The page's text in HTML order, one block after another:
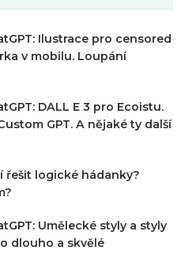
Ilustrace pro censored
v mobilu. Loupání
DALL E 3 pro Ecoistu.
GPT. A nějaké ty další
řešit logické hádanky?
Umělecké styly a styly
dlouho a skvělé